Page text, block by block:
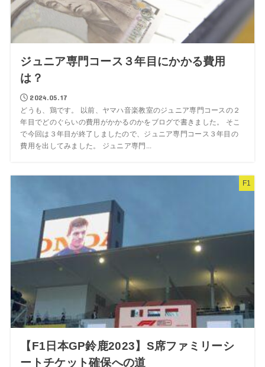
ジュニア専門コース３年目にかかる費用
は？
2024.05.17
どうも、鶏です。 以前、ヤマハ音楽教室のジュニア専門コースの２
年目でどのぐらいの費用がかかるのかをブログで書きました。 そこ
で今回は３年目が終了しましたので、ジュニア専門コース３年目の
費用を出してみました。 ジュニア専門...
F1
【F1日本GP鈴鹿2023】S席ファミリーシ
ートチケット確保への道